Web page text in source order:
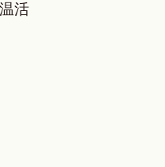
下&アンダーウェア
活